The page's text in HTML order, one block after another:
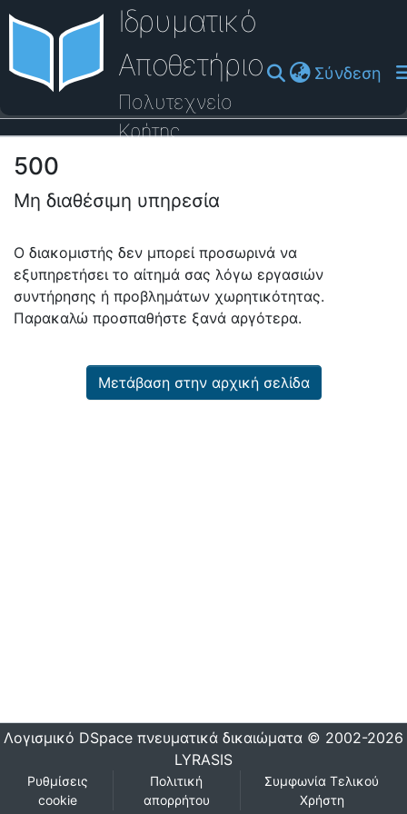
Ιδρυματικό
Αποθετήριο
Πολυτεχνείο
Κρήτης
Σύνδεση
Οδηγός Βοήθειας
500
Μη διαθέσιμη υπηρεσία
Ο διακομιστής δεν μπορεί προσωρινά να
εξυπηρετήσει το αίτημά σας λόγω εργασιών
συντήρησης ή προβλημάτων χωρητικότητας.
Παρακαλώ προσπαθήστε ξανά αργότερα.
Μετάβαση στην αρχική σελίδα
Λογισμικό DSpace πνευματικά δικαιώματα © 2002-2026
LYRASIS
Ρυθμίσεις
cookie
Πολιτική
απορρήτου
Συμφωνία Τελικού
Χρήστη